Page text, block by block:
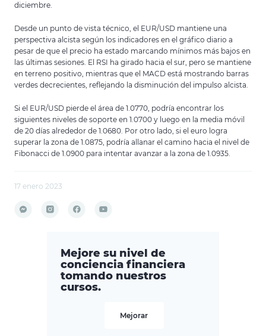
diciembre.
Desde un punto de vista técnico, el EUR/USD mantiene una
perspectiva alcista según los indicadores en el gráfico diario a
pesar de que el precio ha estado marcando mínimos más bajos en
las últimas sesiones. El RSI ha girado hacia el sur, pero se mantiene
en terreno positivo, mientras que el MACD está mostrando barras
verdes decrecientes, reflejando la disminución del impulso alcista.
Si el EUR/USD pierde el área de 1.0770, podría encontrar los
siguientes niveles de soporte en 1.0700 y luego en la media móvil
de 20 días alrededor de 1.0680. Por otro lado, si el euro logra
superar la zona de 1.0875, podría allanar el camino hacia el nivel de
Fibonacci de 1.0900 para intentar avanzar a la zona de 1.0935.
17 enero 2023
Mejore su nivel de
conciencia financiera
tomando nuestros
cursos.
Mejorar